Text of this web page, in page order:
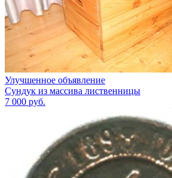
Улучшенное объявление
Сундук из массива лиственницы
7 000 руб.